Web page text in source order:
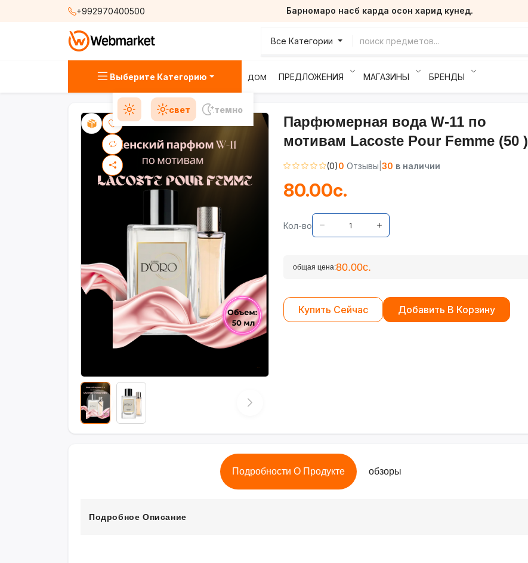
+992970400500 Барномаро насб карда осон харид кунед.
Все Категории
Выберите Категорию ДОМ ПРЕДЛОЖЕНИЯ МАГАЗИНЫ БРЕНДЫ
свет темно
Парфюмерная вода W-11 по
мотивам Lacoste Pour Femme (50 )
(0)0 Отзывы 30 в наличии
80.00с.
Кол-во
общая цена:80.00с.
Купить Сейчас Добавить В Корзину
Подробности О Продукте обзоры
Подробное Описание